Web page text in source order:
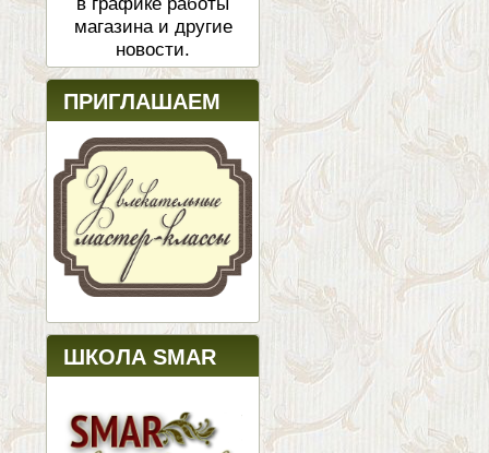
магазина и другие
новости.
ПРИГЛАШАЕМ
ШКОЛА SMAR